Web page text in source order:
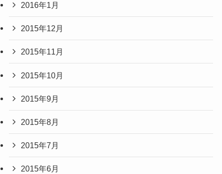
2016年1月
2015年12月
2015年11月
2015年10月
2015年9月
2015年8月
2015年7月
2015年6月